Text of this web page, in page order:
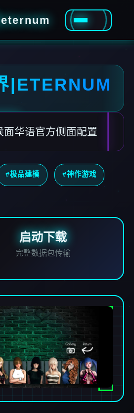
|ETERNUM
面华语官方侧面配置
#极品建模 #神作游戏
启动下载
完整数据包传输